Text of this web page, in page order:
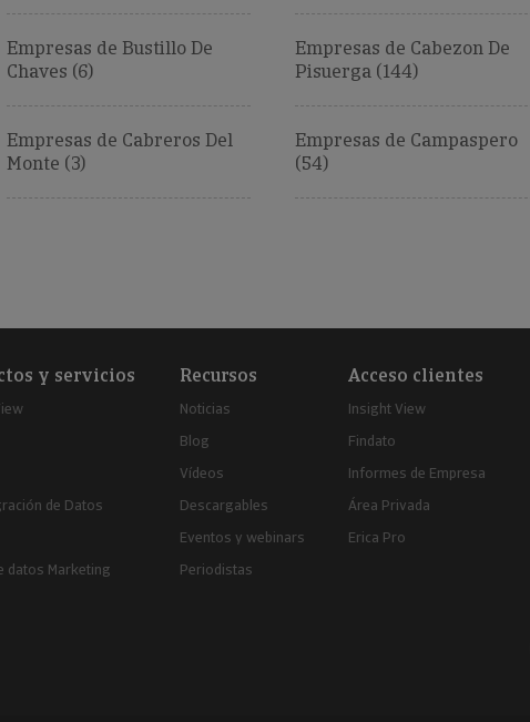
Empresas de Bustillo De
Chaves (6)
Empresas de Cabezon De
Pisuerga (144)
Empresas de Cabreros Del
Monte (3)
Empresas de Campaspero
(54)
y servicios
de Datos
datos Marketing
Recursos
Noticias
Blog
Vídeos
Descargables
Eventos y webinars
Periodistas
Acceso clientes
Insight View
Findato
Informes de Empresa
Área Privada
Erica Pro